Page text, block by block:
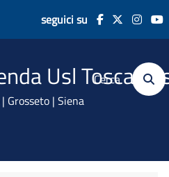
seguici su
Usl Toscana
Grosseto | Siena
Cerca